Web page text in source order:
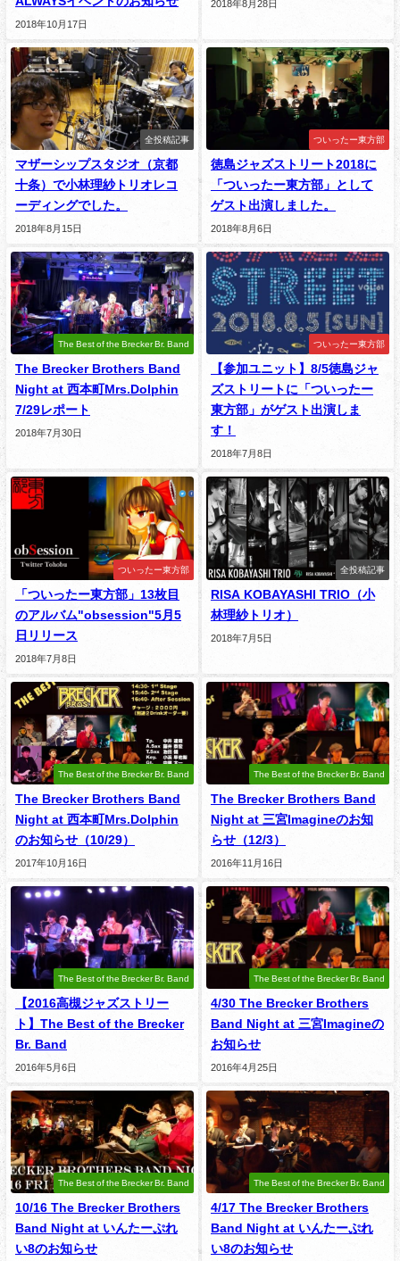
2018年10月17日
2018年8月28日
全投稿記事
マザーシップスタジオ（京都
十条）で小林理紗トリオレコ
ーディングでした。
2018年8月15日
ついったー東方部
徳島ジャズストリート2018に
「ついったー東方部」として
ゲスト出演しました。
2018年8月6日
The Best of the Brecker Br. Band
The Brecker Brothers Band
Night at 西本町Mrs.Dolphin
7/29レポート
2018年7月30日
ついったー東方部
【参加ユニット】8/5徳島ジャ
ズストリートに「ついったー
東方部」がゲスト出演しま
す！
2018年7月8日
ついったー東方部
「ついったー東方部」13枚目
のアルバム"obsession"5月5
日リリース
2018年7月8日
全投稿記事
RISA KOBAYASHI TRIO（小
林理紗トリオ）
2018年7月5日
The Best of the Brecker Br. Band
The Brecker Brothers Band
Night at 西本町Mrs.Dolphin
のお知らせ（10/29）
2017年10月16日
The Best of the Brecker Br. Band
The Brecker Brothers Band
Night at 三宮Imagineのお知
らせ（12/3）
2016年11月16日
The Best of the Brecker Br. Band
【2016高槻ジャズストリー
ト】The Best of the Brecker
Br. Band
2016年5月6日
The Best of the Brecker Br. Band
4/30 The Brecker Brothers
Band Night at 三宮Imagineの
お知らせ
2016年4月25日
The Best of the Brecker Br. Band
10/16 The Brecker Brothers
Band Night at いんたーぷれ
い8のお知らせ
The Best of the Brecker Br. Band
4/17 The Brecker Brothers
Band Night at いんたーぷれ
い8のお知らせ